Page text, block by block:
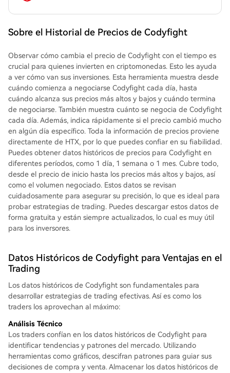
Sobre el Historial de Precios de Codyfight
Observar cómo cambia el precio de Codyfight con el tiempo es
crucial para quienes invierten en criptomonedas. Esto les ayuda
a ver cómo van sus inversiones. Esta herramienta muestra desde
cuándo comienza a negociarse Codyfight cada día, hasta
cuándo alcanza sus precios más altos y bajos y cuándo termina
de negociarse. También muestra cuánto se negocia de Codyfight
cada día. Además, indica rápidamente si el precio cambió mucho
en algún día específico. Toda la información de precios proviene
directamente de HTX, por lo que puedes confiar en su fiabilidad.
Puedes obtener datos históricos de precios para Codyfight en
diferentes períodos, como 1 día, 1 semana o 1 mes. Cubre todo,
desde el precio de inicio hasta los precios más altos y bajos, así
como el volumen negociado. Estos datos se revisan
cuidadosamente para asegurar su precisión, lo que es ideal para
probar estrategias de trading. Puedes descargar estos datos de
forma gratuita y están siempre actualizados, lo cual es muy útil
para los inversores.
Datos Históricos de Codyfight para Ventajas en el
Trading
Los datos históricos de Codyfight son fundamentales para
desarrollar estrategias de trading efectivas. Así es como los
traders los aprovechan al máximo:
Análisis Técnico
Los traders confían en los datos históricos de Codyfight para
identificar tendencias y patrones del mercado. Utilizando
herramientas como gráficos, descifran patrones para guiar sus
decisiones de compra y venta. Almacenar los datos históricos de